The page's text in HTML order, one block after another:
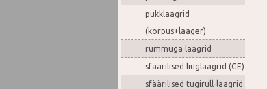
pukklaagrid
(korpus+laager)
rummuga laagrid
sfäärilised liuglaagrid (GE)
sfäärilised tugirull-laagrid